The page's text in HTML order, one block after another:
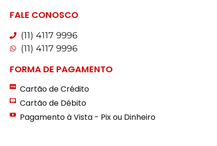
FALE CONOSCO
(11) 4117 9996
(11) 4117 9996
FORMA DE PAGAMENTO
Cartão de Crédito
Cartão de Débito
Pagamento à Vista - Pix ou Dinheiro